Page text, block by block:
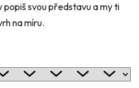
popiš svou představu a my ti
na míru.